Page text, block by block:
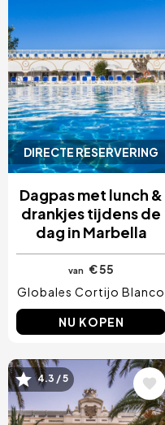
DIRECTE RESERVERING
Dagpas met lunch &
drankjes tijdens de
dag in Marbella
van
€ 55
Globales Cortijo Blanco
NU KOPEN
Afbeelding
4.3 / 5